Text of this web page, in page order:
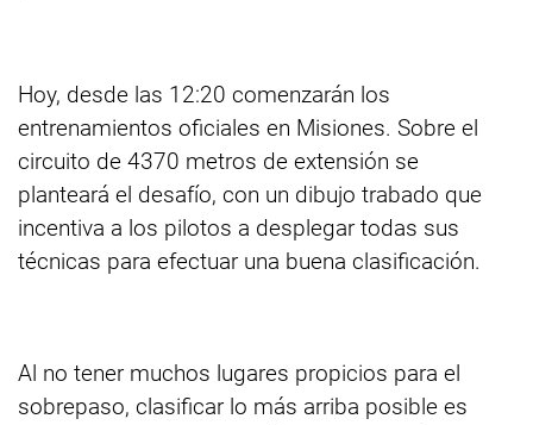
Hoy, desde las 12:20 comenzarán los
entrenamientos oficiales en Misiones. Sobre el
circuito de 4370 metros de extensión se
planteará el desafío, con un dibujo trabado que
incentiva a los pilotos a desplegar todas sus
técnicas para efectuar una buena clasificación.
Al no tener muchos lugares propicios para el
sobrepaso, clasificar lo más arriba posible es